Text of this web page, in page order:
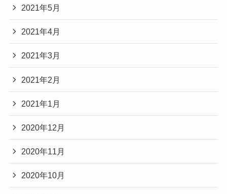
2021年5月
2021年4月
2021年3月
2021年2月
2021年1月
2020年12月
2020年11月
2020年10月